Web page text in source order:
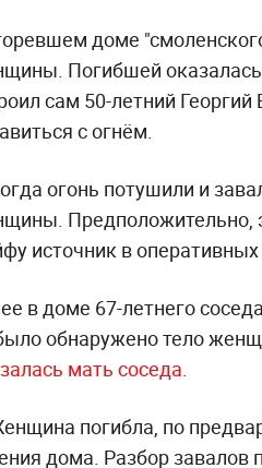
доме
Погибшей
сам 50-летний
с огнём.
огонь потушили и
Предположительно,
источник в
в доме 67-летнего
обнаружено тело
мать соседа.
погибла, по
дома. Разбор